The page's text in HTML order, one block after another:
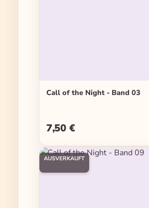
Call of the Night - Band 03
Regulärer Preis:
7,50 €
AUSVERKAUFT